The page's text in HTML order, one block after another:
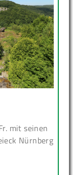
mit seinen
Nürnberg